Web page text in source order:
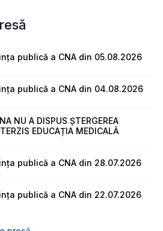
publică a CNA din 05.08.2026
publică a CNA din 04.08.2026
NU A DISPUS ȘTERGEREA
EDUCAȚIA MEDICALĂ
publică a CNA din 28.07.2026
publică a CNA din 22.07.2026